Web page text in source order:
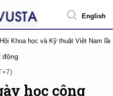
English
Khoa học và Kỹ thuật Việt Nam
động
học công